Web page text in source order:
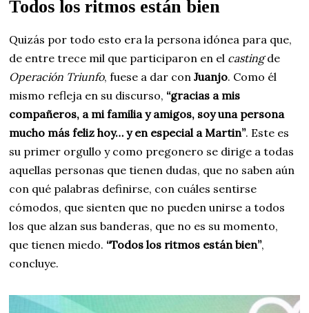
Todos los ritmos están bien
Quizás por todo esto era la persona idónea para que,
de entre trece mil que participaron en el castingde
Operación Triunfo, fuese a dar conJuanjo. Como él
mismo refleja en su discurso, “gracias a mis
compañeros, a mi familia y amigos, soy una persona
mucho más feliz hoy… y en especial a Martin”. Este es
su primer orgullo y como pregonero se dirige a todas
aquellas personas que tienen dudas, que no saben aún
con qué palabras definirse, con cuáles sentirse
cómodos, que sienten que no pueden unirse a todos
los que alzan sus banderas, que no es su momento,
que tienen miedo. “Todos los ritmos están bien”,
concluye.